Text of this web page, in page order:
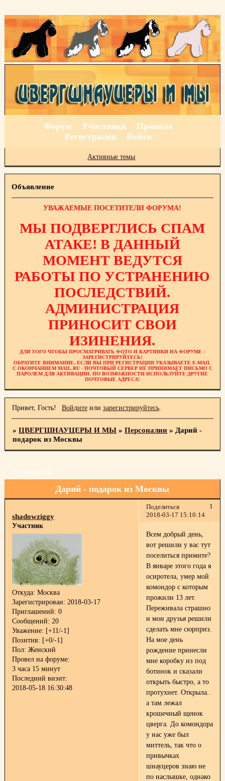
Форум Участники
Правила
Регистрация
Войти
Активные темы
Объявление
УВАЖАЕМЫЕ ПОСЕТИТЕЛИ ФОРУМА!
МЫ ПОДВЕРГЛИСЬ СПАМ
АТАКЕ! В ДАННЫЙ
МОМЕНТ ВЕДУТСЯ
РАБОТЫ ПО УСТРАНЕНИЮ
ПОСЛЕДСТВИЙ.
АДМИНИСТРАЦИЯ
ПРИНОСИТ СВОИ
ИЗИНЕНИЯ.
ДЛЯ ТОГО ЧТОБЫ ПРОСМАТРИВАТЬ ФОТО И КАРТИНКИ НА ФОРУМЕ -
ЗАРЕГИСТРИРУЙТЕСЬ!
ОБРАТИТЕ ВНИМАНИЕ, ЕСЛИ ВЫ ПРИ РЕГИСТРАЦИИ УКАЗЫВАЕТЕ E-MAIL
С ОКОНЧАНИЕМ MAIL.RU - ПОЧТОВЫЙ СЕРВЕР НЕ ПРИНИМАЕТ ПИСЬМО С
ПАРОЛЕМ ДЛЯ АКТИВАЦИИ. ПО ВОЗМОЖНОСТИ ИСПОЛЬЗУЙТЕ ДРУГИЕ
ПОЧТОВЫЕ АДРЕСА!
Привет, Гость! Войдитеили зарегистрируйтесь.
»ЦВЕРГШНАУЦЕРЫ И МЫ »Персоналии » Дарий -
подарок из Москвы
Дарий - подарок из Москвы
Страница: 1
Поделиться
1
2018-03-17 15:10:14
shadowziggy
Участник
Откуда: Москва
Зарегистрирован: 2018-03-17
Приглашений: 0
Сообщений: 20
Уважение: [+11/-1]
Позитив: [+0/-1]
Пол: Женский
Провел на форуме:
3 часа 15 минут
Последний визит:
2018-05-18 16:30:48
Всем добрый день,
вот решили у вас тут
поселиться примите?
В январе этого года я
осиротела, умер мой
комондор с которым
прожили 13 лет.
Переживала страшно
и мои друзья решили
сделать мне сюрприз.
На мое день
рождение принесли
мне коробку из под
ботинок и сказали
открыть быстро, а то
протухнет. Открыла..
а там лежал
крошечный щенок
цверга. До комондора
у нас уже был
миттель, так что о
привычках
шнауцеров знаю не
по наслышке, однако